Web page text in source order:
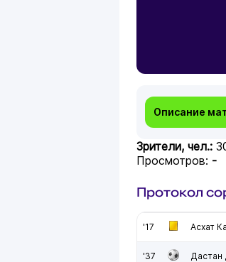
Описание
Зрители, чел.:
Просмотров: -
Протокол
'17 Асхат
'37 Дастан